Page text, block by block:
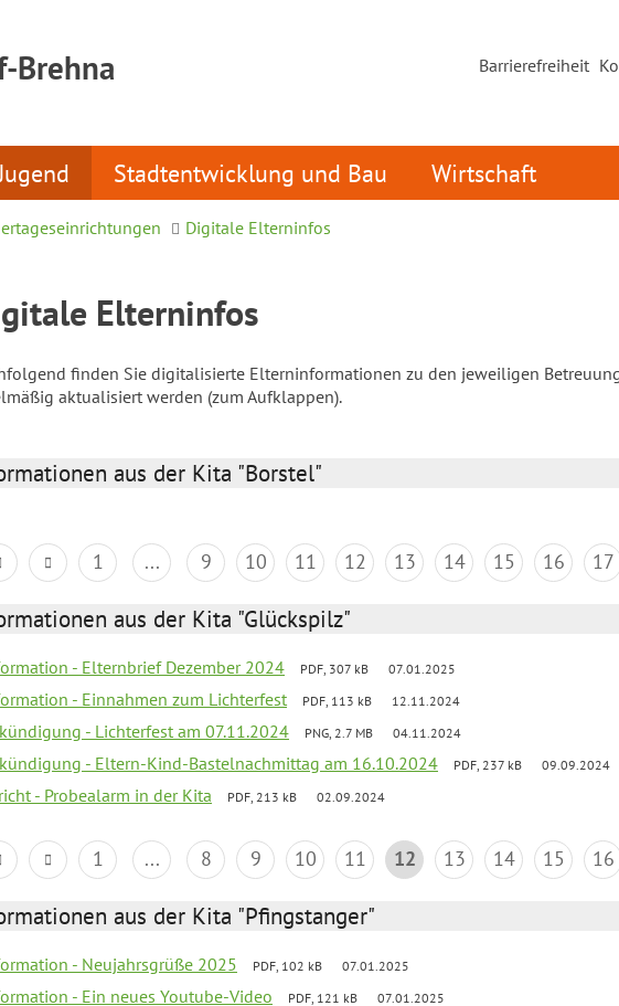
Brehna Barrierefreiheit
Stadtentwicklung und Bau Wirtschaft
Digitale Elterninfos
Elterninfos
finden Sie digitalisierte Elterninformationen zu den jeweiligen
aktualisiert werden (zum Aufklappen).
aus der Kita "Borstel"
1 ... 9 10 11 12 13 14 15 16 17
aus der Kita "Glückspilz"
- Elternbrief Dezember 2024 PDF, 307 kB 07.01.2025
- Einnahmen zum Lichterfest PDF, 113 kB 12.11.2024
- Lichterfest am 07.11.2024 PNG, 2.7 MB 04.11.2024
- Eltern-Kind-Bastelnachmittag am 16.10.2024 PDF, 237 kB 09.09.2024
- Probealarm in der Kita PDF, 213 kB 02.09.2024
1 ... 8 9 10 11 12 13 14 15 16
aus der Kita "Pfingstanger"
- Neujahrsgrüße 2025 PDF, 102 kB 07.01.2025
- Ein neues Youtube-Video PDF, 121 kB 07.01.2025